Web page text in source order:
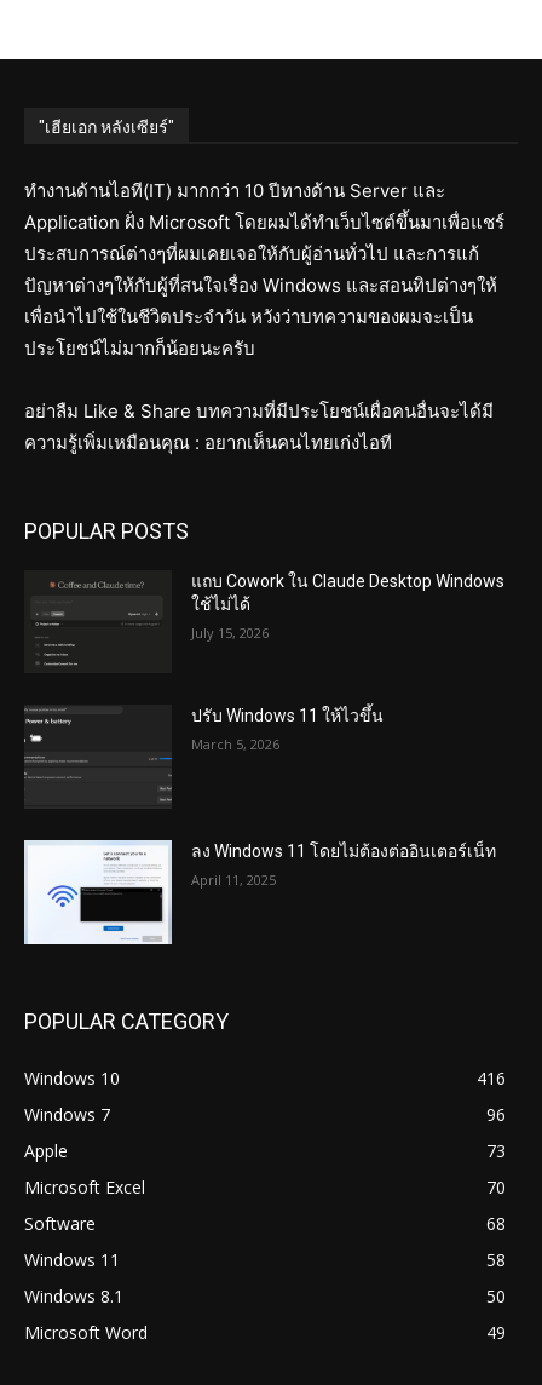
"เฮียเอก หลังเซียร์"
ทำงานด้านไอที(IT) มากกว่า 10 ปีทางด้าน Server และ
Application ฝั่ง Microsoft โดยผมได้ทำเว็บไซต์ขึ้นมาเพื่อแชร์
ประสบการณ์ต่างๆที่ผมเคยเจอให้กับผู้อ่านทั่วไป และการแก้
ปัญหาต่างๆให้กับผู้ที่สนใจเรื่อง Windows และสอนทิปต่างๆให้
เพื่อนำไปใช้ในชีวิตประจำวัน หวังว่าบทความของผมจะเป็น
ประโยชน์ไม่มากก็น้อยนะครับ
อย่าลืม Like & Share บทความที่มีประโยชน์เผื่อคนอื่นจะได้มี
ความรู้เพิ่มเหมือนคุณ : อยากเห็นคนไทยเก่งไอที
POPULAR POSTS
แถบ Cowork ใน Claude Desktop Windows
ใช้ไม่ได้
July 15, 2026
ปรับ Windows 11 ให้ไวขึ้น
March 5, 2026
ลง Windows 11 โดยไม่ต้องต่ออินเตอร์เน็ท
April 11, 2025
POPULAR CATEGORY
Windows 10
416
Windows 7
96
Apple
73
Microsoft Excel
70
Software
68
Windows 11
58
Windows 8.1
50
Microsoft Word
49